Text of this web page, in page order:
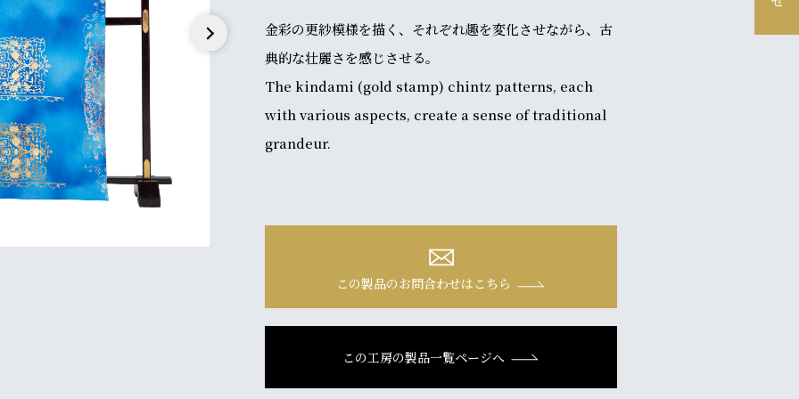
金彩の更紗模様を描く、それぞれ趣を変化させながら、古
典的な壮麗さを感じさせる。
The kindami (gold stamp) chintz patterns, each
with various aspects, create a sense of traditional
grandeur.
この製品のお問合わせはこちら
この工房の製品一覧ページへ